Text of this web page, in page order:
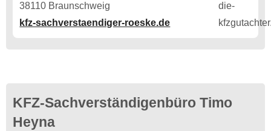
38110 Braunschweig
kfz-sachverstaendiger-roeske.de
KFZ-Sachverständigenbüro Timo
Heyna